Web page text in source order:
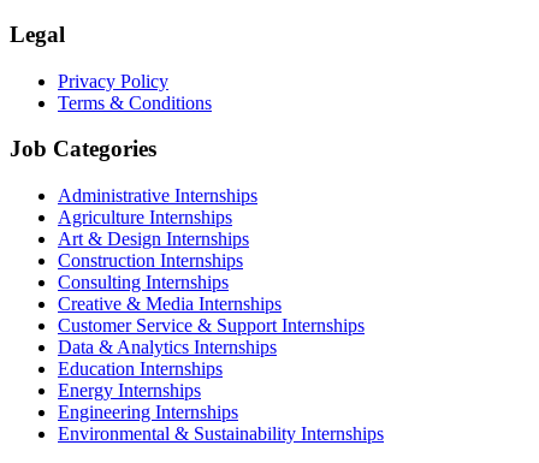
Legal
Privacy Policy
Terms & Conditions
Job Categories
Administrative Internships
Agriculture Internships
Art & Design Internships
Construction Internships
Consulting Internships
Creative & Media Internships
Customer Service & Support Internships
Data & Analytics Internships
Education Internships
Energy Internships
Engineering Internships
Environmental & Sustainability Internships